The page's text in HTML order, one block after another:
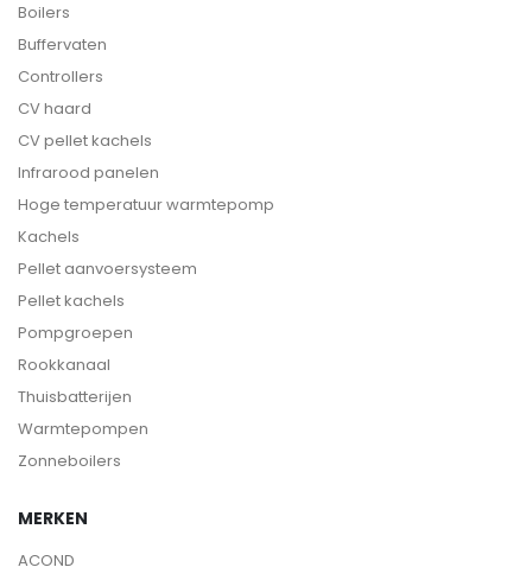
Boilers
Buffervaten
Controllers
CV haard
CV pellet kachels
Infrarood panelen
Hoge temperatuur warmtepomp
Kachels
Pellet aanvoersysteem
Pellet kachels
Pompgroepen
Rookkanaal
Thuisbatterijen
Warmtepompen
Zonneboilers
MERKEN
ACOND